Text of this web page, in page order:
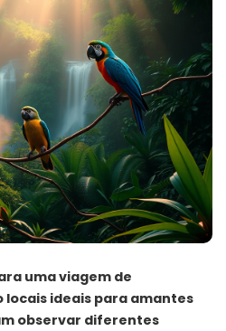
uma viagem de
locais ideais para amantes
observar diferentes